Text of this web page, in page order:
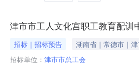
津市市工人文化宫职工教育配
招标｜招标预告 湖南省｜常德市｜
招标单位： 津市市总工会